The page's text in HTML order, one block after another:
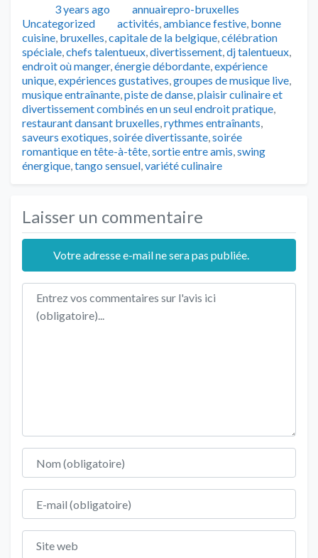
Publié3 years ago Auteur
annuairepro-bruxelles
Uncategorized
Tags
activités,ambiance festive, bonne
cuisine, bruxelles,capitale de la belgique,célébration
spéciale,chefs talentueux,divertissement,dj talentueux,
endroit où manger,énergie débordante,expérience
unique,expériences gustatives,groupes de musique live,
musique entraînante,piste de danse,plaisir culinaire et
divertissement combinés en un seul endroit pratique,
restaurant dansant bruxelles,rythmes entraînants,
saveurs exotiques,soirée divertissante,soirée
romantique en tête-à-tête,sortie entre amis,swing
énergique,tango sensuel,variété culinaire
Laisser un commentaire
Votre adresse e-mail ne sera pas publiée.
Texte de l'avis
Nom
E-mail
Site web